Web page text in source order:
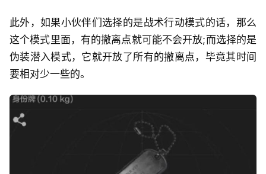
此外，如果小伙伴们选择的是战术行动模式的话，那么
这个模式里面，有的撤离点就可能不会开放;而选择的是
伪装潜入模式，它就开放了所有的撤离点，毕竟其时间
要相对少一些的。